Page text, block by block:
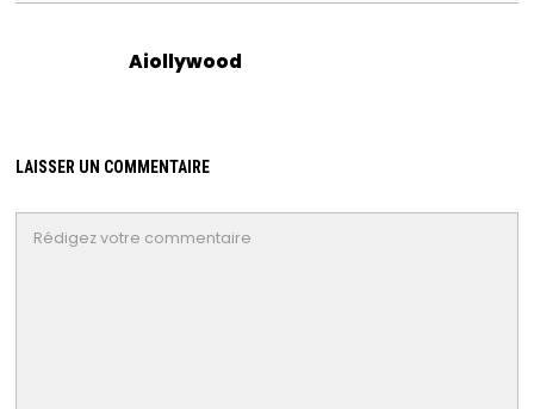
Aiollywood
LAISSER UN COMMENTAIRE